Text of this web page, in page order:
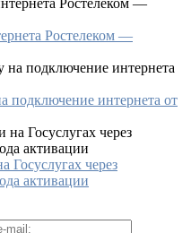
Ростелеком —
подключение интернета от
Госуслугах через
активации